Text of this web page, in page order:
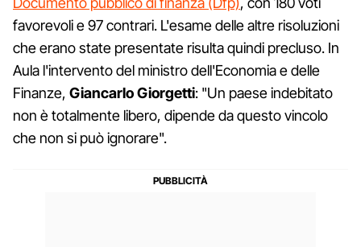
favorevoli e 97 contrari. L'esame delle altre risoluzioni
che erano state presentate risulta quindi precluso. In
Aula l'intervento del ministro dell'Economia e delle
Finanze, Giancarlo Giorgetti: "Un paese indebitato
non è totalmente libero, dipende da questo vincolo
che non si può ignorare".